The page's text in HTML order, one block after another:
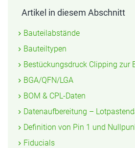
Artikel in diesem Abschnitt
Bauteilabstände
Bauteiltypen
Bestückungsdruck Clipping zur
BGA/QFN/LGA
BOM & CPL-Daten
Datenaufbereitung –
Definition von Pin 1 und
Fiducials